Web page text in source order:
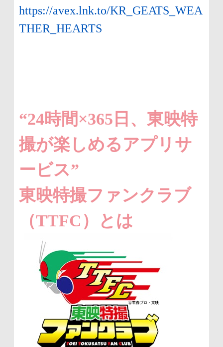
https://avex.lnk.to/KR_GEATS_WEA
THER_HEARTS
“24時間×365日、東映特
撮が楽しめるアプリサ
ービス”
東映特撮ファンクラブ
（TTFC）とは